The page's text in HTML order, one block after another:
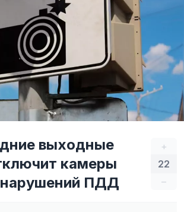
+
22
–
выходные
камеры
нарушений ПДД